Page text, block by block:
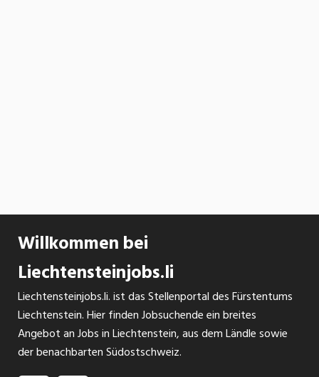
Willkommen bei
Liechtensteinjobs.li
Liechtensteinjobs.li. ist das Stellenportal des Fürstentums
Liechtenstein. Hier finden Jobsuchende ein breites
Angebot an Jobs in Liechtenstein, aus dem Ländle sowie
der benachbarten Südostschweiz.